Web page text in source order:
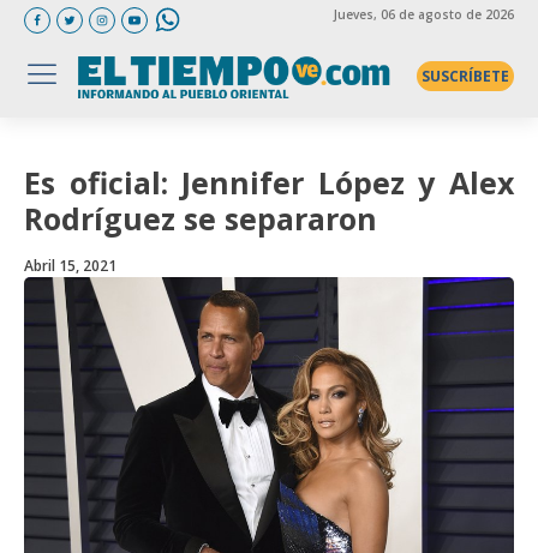
Jueves, 06 de agosto de 2026
SUSCRÍBETE
Es oficial: Jennifer López y Alex
Rodríguez se separaron
Abril 15, 2021